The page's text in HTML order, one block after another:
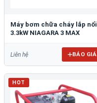
Máy bơm chữa cháy lắp nổi
3.3kW NIAGARA 3 MAX
Liên hệ BÁO GIÁ
HOT